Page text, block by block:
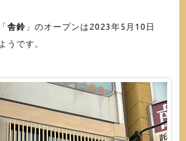
舎鈴」のオープンは2023年5月10日
ようです。